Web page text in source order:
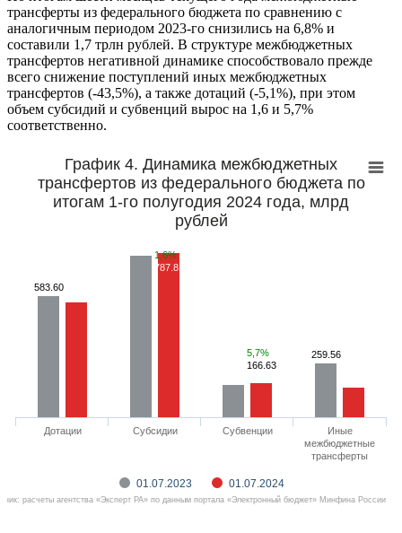
трансферты из федерального бюджета по сравнению с
аналогичным периодом 2023-го снизились на 6,8% и
составили 1,7 трлн рублей. В структуре межбюджетных
трансфертов негативной динамике способствовало прежде
всего снижение поступлений иных межбюджетных
трансфертов (-43,5%), а также дотаций (-5,1%), при этом
объем субсидий и субвенций вырос на 1,6 и 5,7%
соответственно.
График 4. Динамика межбюджетных
трансфертов из федерального бюджета по
итогам 1-го полугодия 2024 года, млрд
рублей
583.60
259.56
1,6%
787.81
5,7%
166.63
01.07.2023 01.07.2024
Дотации Субсидии Субвенции
Иные
межбюджетные
трансферты
расчеты агентства «Эксперт РА» по данным портала «Электронный бюджет» Минфина России